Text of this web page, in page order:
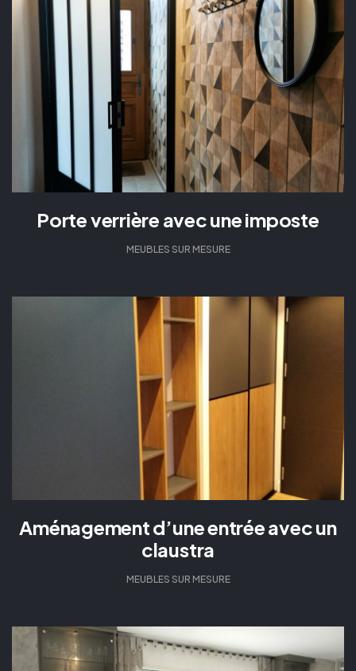
Porte verrière avec une imposte
MEUBLES SUR MESURE
Aménagement d’une entrée avec un
claustra
MEUBLES SUR MESURE